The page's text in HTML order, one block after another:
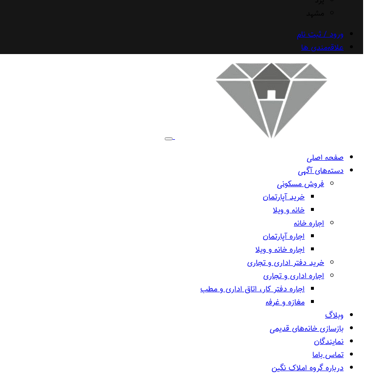
ورود / ثبت نام
علاقه‌مندی ها
صفحه اصلی
دسته‌های آگهی
فروش مسکونی
خرید آپارتمان
خانه و ویلا
اجاره خانه
اجاره آپارتمان
اجاره خانه و ویلا
خرید دفتر اداری و تجاری
اجاره اداری و تجاری
اجاره دفتر کار، اتاق اداری و مطب
مغازه و غرفه
وبلاگ
بازسازی خانه‌های قدیمی
نمایندگان
تماس باما
درباره گروه املاک نگین